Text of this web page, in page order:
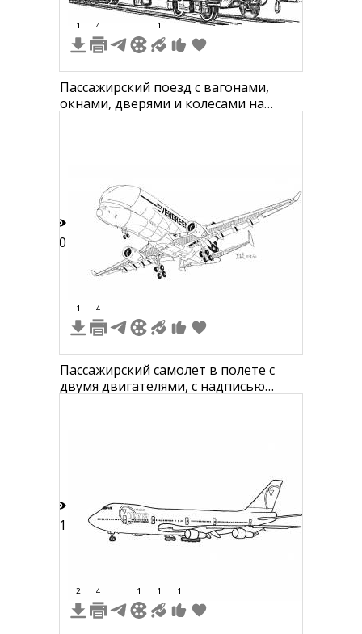
1 4 1
Пассажирский поезд с вагонами,
окнами, дверями и колесами на
20
1 4
Пассажирский самолет в полете с
двумя двигателями, с надписью
21
2 4 1 1 1